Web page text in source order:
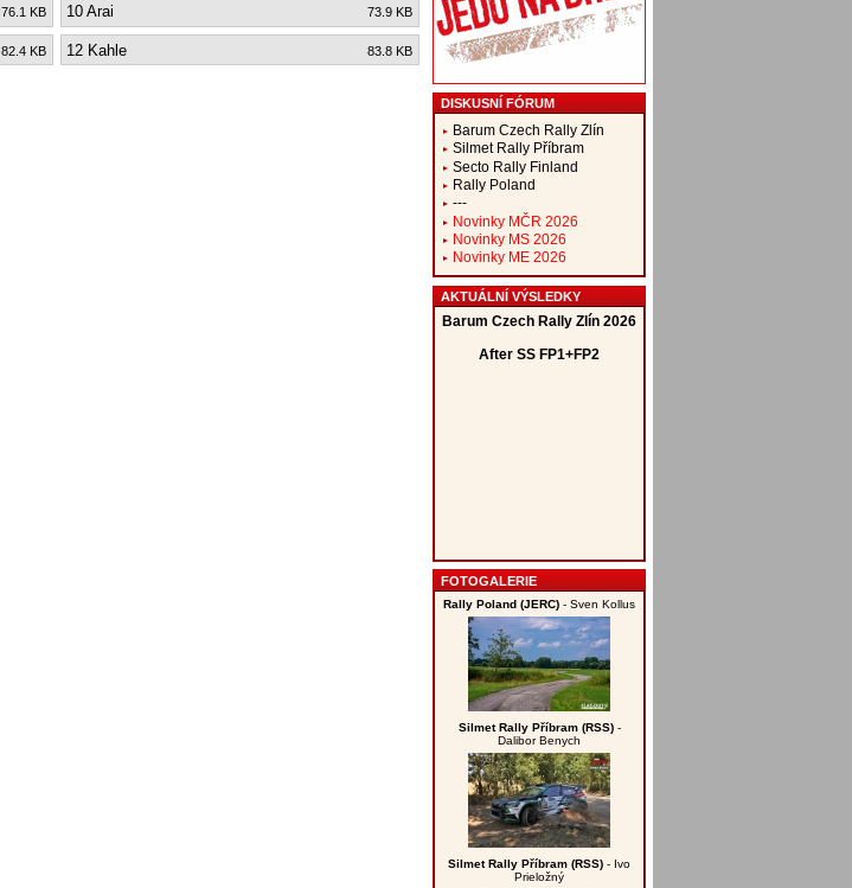
76.1 KB 10 Arai 73.9 KB
82.4 KB 12 Kahle 83.8 KB
DISKUSNÍ FÓRUM
Barum Czech Rally Zlín
Silmet Rally Příbram
Secto Rally Finland
Rally Poland
---
Novinky MČR 2026
Novinky MS 2026
Novinky ME 2026
AKTUÁLNÍ VÝSLEDKY
FOTOGALERIE
Rally Poland (JERC) - Sven Kollus
Silmet Rally Příbram (RSS)-
Dalibor Benych
Silmet Rally Příbram (RSS) - Ivo
Prieložný